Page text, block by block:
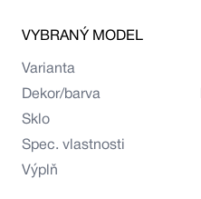
VYBRANÝ MODEL
Varianta
Dekor/barva
Sklo
Spec. vlastnosti
Výplň